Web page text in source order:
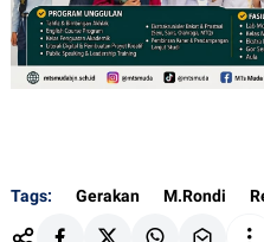
Tags: Gerakan M.Rondi